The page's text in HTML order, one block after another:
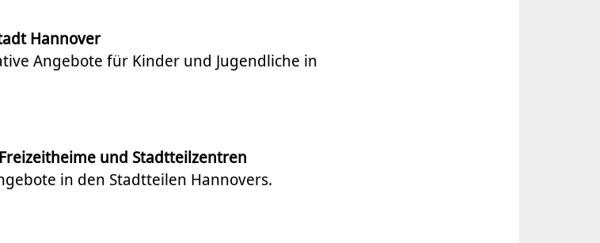
Hannover
Angebote für Kinder und Jugendliche in
und Stadtteilzentren
in den Stadtteilen Hannovers.